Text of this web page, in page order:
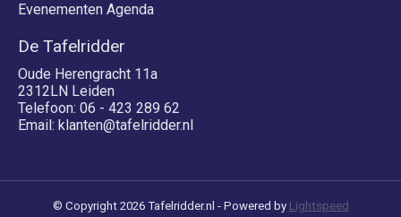
Evenementen Agenda
De Tafelridder
Oude Herengracht 11a
2312LN Leiden
Telefoon: 06 - 423 289 62
Email: klanten@tafelridder.nl
© Copyright 2026 Tafelridder.nl - Powered by Lightspeed